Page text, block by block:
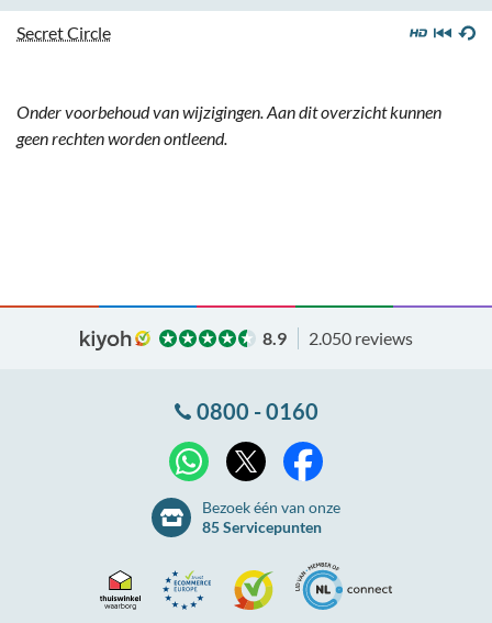
Secret Circle
Onder voorbehoud van wijzigingen. Aan dit overzicht kunnen
geen rechten worden ontleend.
8.9 2.050 reviews
0800 - 0160
WhatsApp
Bezoek één van onze
85 Servicepunten